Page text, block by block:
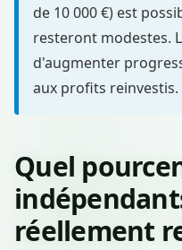
de 10 000 €) est
resteront modestes.
d'augmenter
aux profits reinvestis.
Quel
réellement